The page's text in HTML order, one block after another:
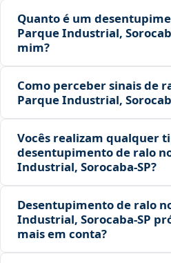
Quanto é um
Parque Industrial,
mim?
Como perceber sinais de
Parque Industrial,
Vocês realizam qualquer
desentupimento de ralo
Industrial, Sorocaba‑SP?
Desentupimento de ralo
Industrial, Sorocaba‑SP
mais em conta?